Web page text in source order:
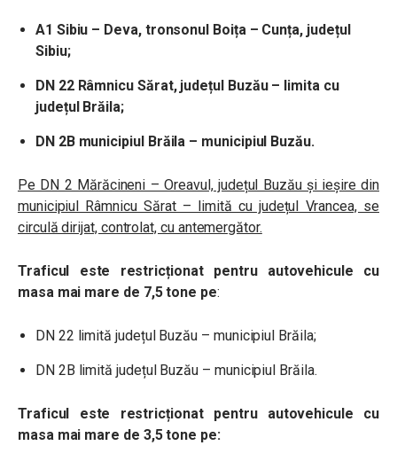
A1 Sibiu – Deva, tronsonul Boița – Cunța, județul
Sibiu;
DN 22 Râmnicu Sărat, județul Buzău – limita cu
județul Brăila;
DN 2B municipiul Brăila – municipiul Buzău.
Pe DN 2 Mărăcineni – Oreavul, județul Buzău și ieșire din
municipiul Râmnicu Sărat – limită cu județul Vrancea, se
circulă dirijat, controlat, cu antemergător.
Traficul este restricționat pentru autovehicule cu
masa mai mare de 7,5 tone pe:
DN 22 limită județul Buzău – municipiul Brăila;
DN 2B limită județul Buzău – municipiul Brăila.
Traficul este restricționat pentru autovehicule cu
masa mai mare de 3,5 tone pe: